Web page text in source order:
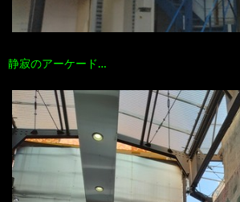
静寂のアーケード…